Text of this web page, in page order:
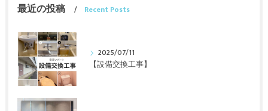
最近の投稿 Recent Posts
2025/07/11
【設備交換工事】